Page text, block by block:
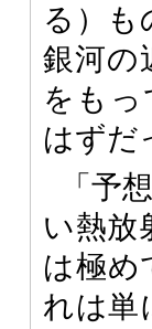
る）も
銀河の
をも
はずだ
「予
い熱放
は極め
れは単